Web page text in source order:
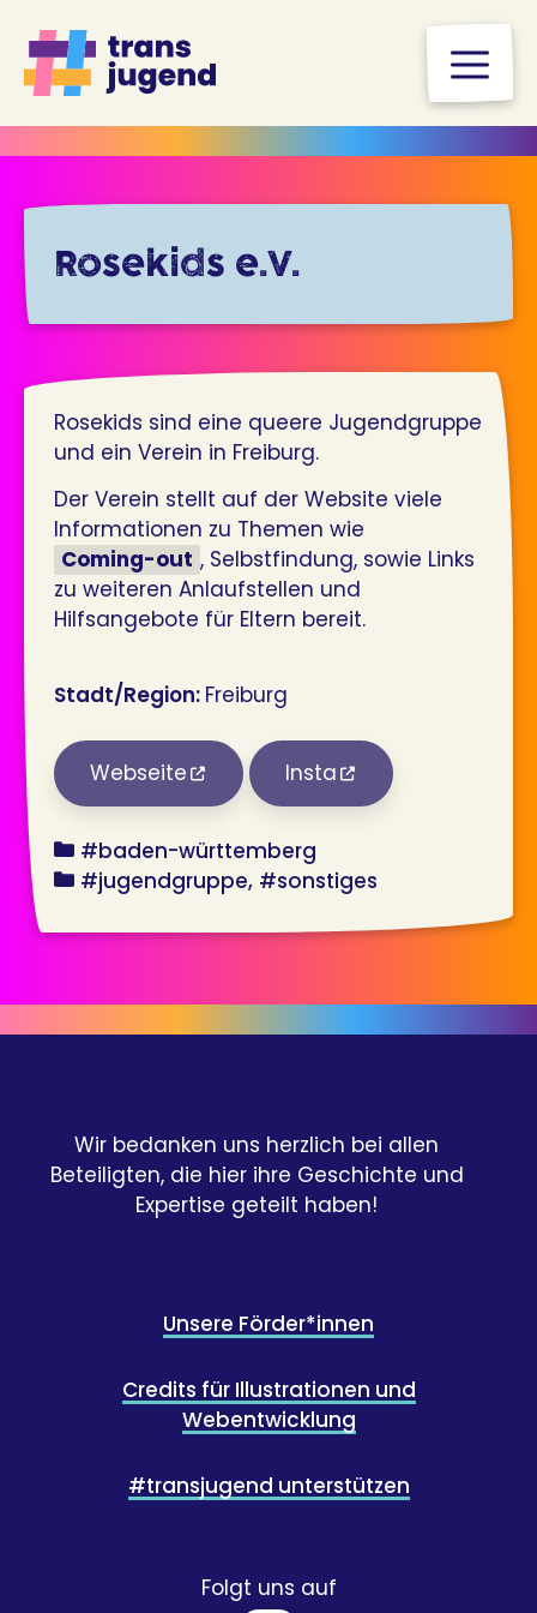
Inhalt
springen
Rosekids e.V.
Rosekids sind eine queere Jugendgruppe
und ein Verein in Freiburg.
Der Verein stellt auf der Website viele
Informationen zu Themen wie
Coming-out , Selbstfindung, sowie Links
zu weiteren Anlaufstellen und
Hilfsangebote für Eltern bereit.
Stadt/Region: Freiburg
Webseite Insta
bundesland
#baden-württemberg
angebot
#jugendgruppe #sonstiges
Wir bedanken uns herzlich bei allen
Beteiligten, die hier ihre Geschichte und
Expertise geteilt haben!
Unsere Förder*innen
Credits für Illustrationen und
Webentwicklung
#transjugend unterstützen
Folgt uns auf